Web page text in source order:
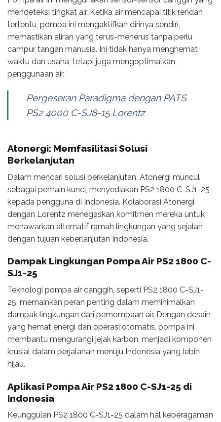
mendeteksi tingkat air. Ketika air mencapai titik rendah
tertentu, pompa ini mengaktifkan dirinya sendiri,
memastikan aliran yang terus-menerus tanpa perlu
campur tangan manusia. Ini tidak hanya menghemat
waktu dan usaha, tetapi juga mengoptimalkan
penggunaan air.
Pergeseran Paradigma dengan PATS
PS2 4000 C-SJ8-15 Lorentz
Atonergi: Memfasilitasi Solusi
Berkelanjutan
Dalam mencari solusi berkelanjutan, Atonergi muncul
sebagai pemain kunci, menyediakan PS2 1800 C-SJ1-25
kepada pengguna di Indonesia. Kolaborasi Atonergi
dengan Lorentz menegaskan komitmen mereka untuk
menawarkan alternatif ramah lingkungan yang sejalan
dengan tujuan keberlanjutan Indonesia.
Dampak Lingkungan Pompa Air PS2 1800 C-
SJ1-25
Teknologi pompa air canggih, seperti PS2 1800 C-SJ1-
25, memainkan peran penting dalam meminimalkan
dampak lingkungan dari pemompaan air. Dengan desain
yang hemat energi dan operasi otomatis, pompa ini
membantu mengurangi jejak karbon, menjadi komponen
krusial dalam perjalanan menuju Indonesia yang lebih
hijau.
Aplikasi Pompa Air PS2 1800 C-SJ1-25 di
Indonesia
Keunggulan PS2 1800 C-SJ1-25 dalam hal keberagaman